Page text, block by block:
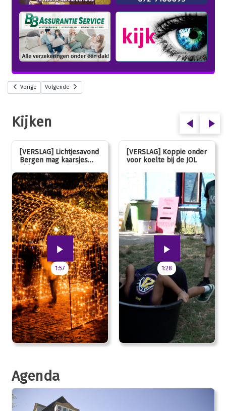
Vorige Volgende
Kijken
[VERSLAG] Lichtjesavond
Bergen mag kaarsjes
jubileum!
1:57
[VERSLAG] Koppie onder
voor koelte bij de JOL
1:28
Agenda